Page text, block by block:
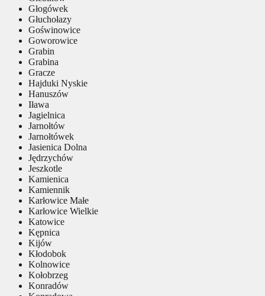
Głogówek
Głuchołazy
Goświnowice
Goworowice
Grabin
Grabina
Gracze
Hajduki Nyskie
Hanuszów
Iława
Jagielnica
Jarnołtów
Jarnołtówek
Jasienica Dolna
Jędrzychów
Jeszkotle
Kamienica
Kamiennik
Karłowice Małe
Karłowice Wielkie
Katowice
Kępnica
Kijów
Kłodobok
Kolnowice
Kołobrzeg
Konradów